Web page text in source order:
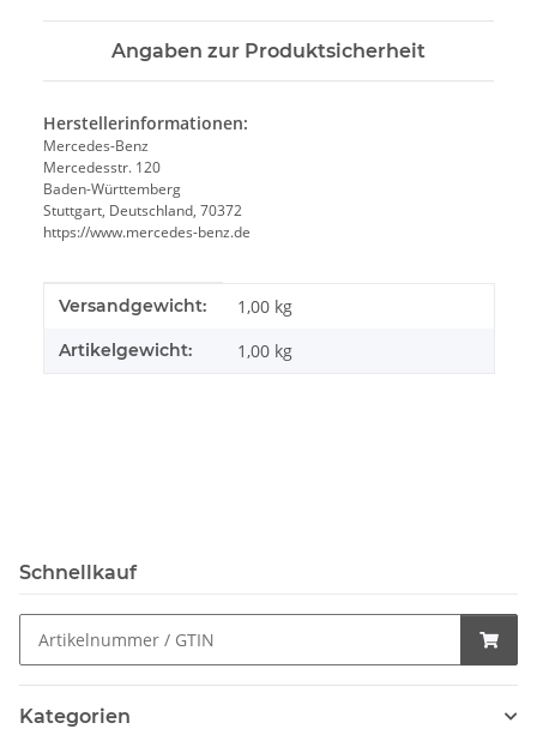
Angaben zur Produktsicherheit
Herstellerinformationen:
Mercedes-Benz
Mercedesstr. 120
Baden-Württemberg
Stuttgart, Deutschland, 70372
https://www.mercedes-benz.de
Produkteigenschaft
Wert
Versandgewicht: 1,00 kg
Artikelgewicht: 1,00 kg
Schnellkauf
Kategorien